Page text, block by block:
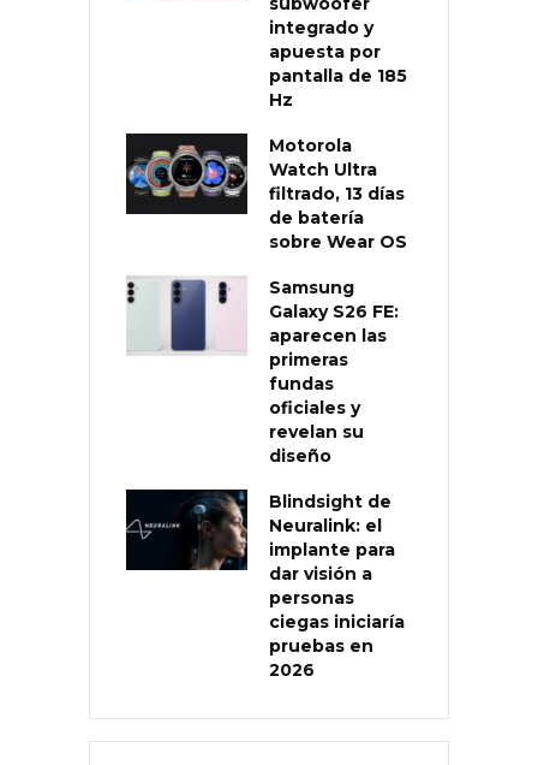
integrado y
apuesta por
pantalla de 185
Hz
Motorola
Watch Ultra
filtrado, 13 días
de batería
sobre Wear OS
Samsung
Galaxy S26 FE:
aparecen las
primeras
fundas
oficiales y
revelan su
diseño
Blindsight de
Neuralink: el
implante para
dar visión a
personas
ciegas iniciaría
pruebas en
2026